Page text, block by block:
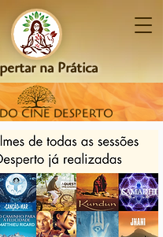
na Prática
CINE DESPERTO